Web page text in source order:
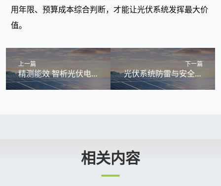
用年限、预算成本综合判断，才能让光伏系统发挥最大价
值。
上一篇
精测能效 智析光伏电
站运行价值
下一篇
光伏系统防雷与安全防
护知识，筑牢电站运行
安全底线
相关内容